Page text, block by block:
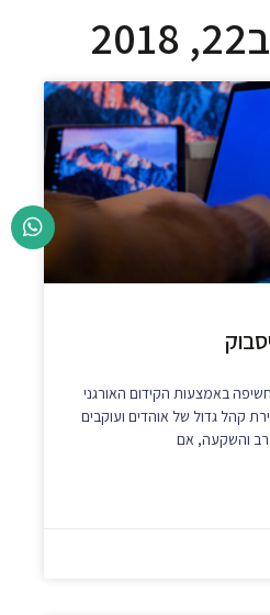
באמצעות הקידום האורגני
קהל גדול של אוהדים ועוקבים
רב והשקעה, אם